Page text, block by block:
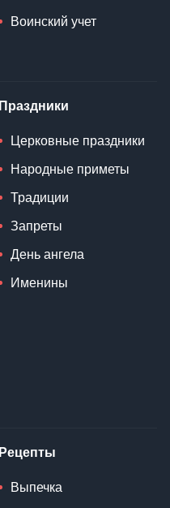
Воинский учет
Праздники
Церковные праздники
Народные приметы
Традиции
Запреты
День ангела
Именины
Рецепты
Выпечка